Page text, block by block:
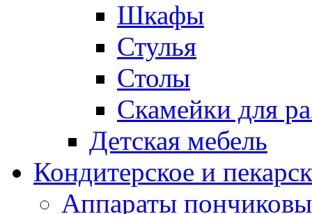
Шкафы
Стулья
Столы
Скамейки для
Детская мебель
Кондитерское и
Аппараты